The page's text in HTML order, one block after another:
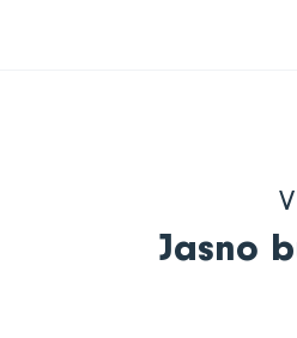
Jasno